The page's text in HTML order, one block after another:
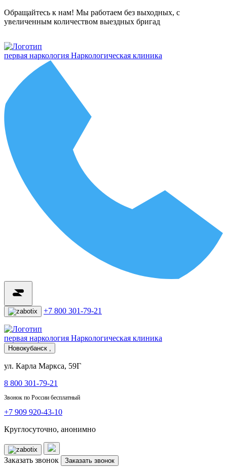
Обращайтесь к нам! Мы работаем без выходных, с
увеличенным количеством выездных бригад
первая наркология Наркологическая клиника
+7 800 301-79-21
первая наркология Наркологическая клиника
Новокубанск ,
ул. Карла Маркса, 59Г
8 800 301-79-21
Звонок по России бесплатный
+7 909 920-43-10
Круглосуточно, анонимно
Заказать звонок Заказать звонок